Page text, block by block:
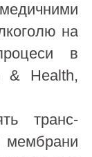
на
в
& Health,
транс-
мембрани